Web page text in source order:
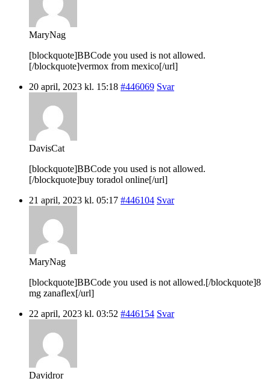
MaryNag
[blockquote]BBCode you used is not allowed.
[/blockquote]vermox from mexico[/url]
20 april, 2023 kl. 15:18 #446069 Svar
DavisCat
[blockquote]BBCode you used is not allowed.
[/blockquote]buy toradol online[/url]
21 april, 2023 kl. 05:17 #446104 Svar
MaryNag
[blockquote]BBCode you used is not allowed.[/blockquote]8
mg zanaflex[/url]
22 april, 2023 kl. 03:52 #446154 Svar
Davidror